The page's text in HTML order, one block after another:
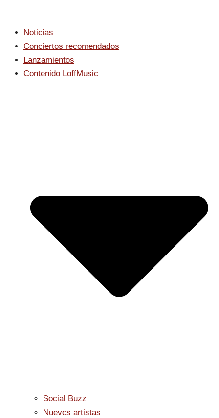
Noticias
Conciertos recomendados
Lanzamientos
Contenido LoffMusic
Social Buzz
Nuevos artistas